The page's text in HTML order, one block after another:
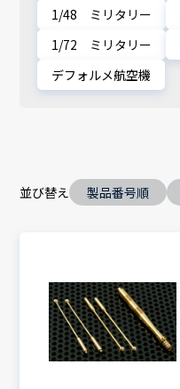
1/48 ミリタリー
1/72 ミリタリー
デフォルメ航空機
並び替え 製品番号順